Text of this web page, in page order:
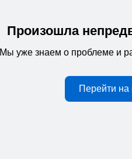
Произошла
Мы уже знаем о проблеме и
Перейти на